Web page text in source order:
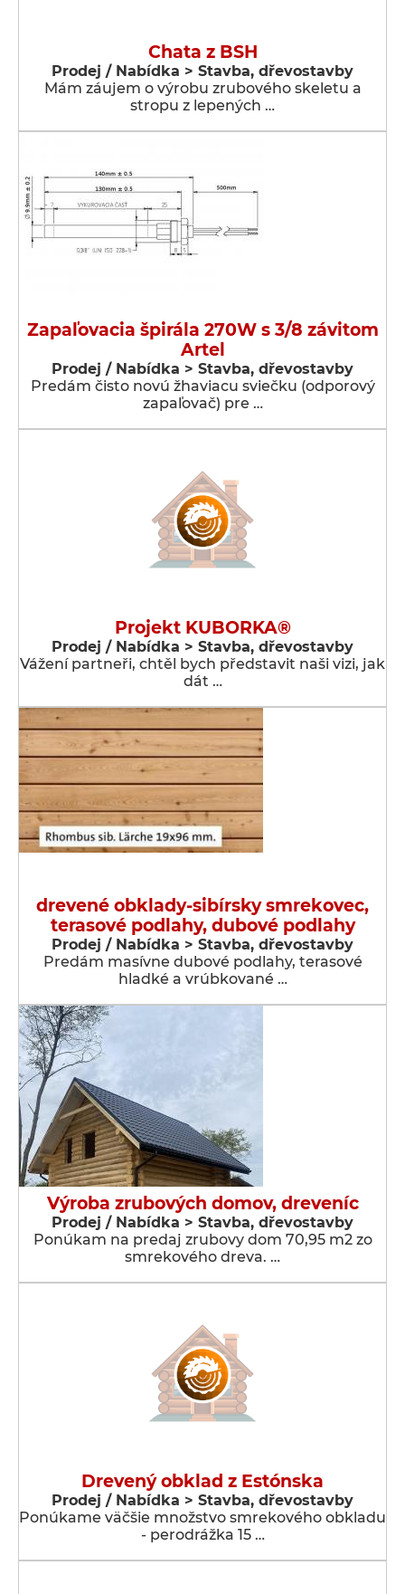
Chata z BSH
Prodej / Nabídka > Stavba, dřevostavby
Mám záujem o výrobu zrubového skeletu a
stropu z lepených …
Zapaľovacia špirála 270W s 3/8 závitom
Artel
Prodej / Nabídka > Stavba, dřevostavby
Predám čisto novú žhaviacu sviečku (odporový
zapaľovač) pre …
Projekt KUBORKA®
Prodej / Nabídka > Stavba, dřevostavby
Vážení partneři, chtěl bych představit naši vizi, jak
dát …
drevené obklady-sibírsky smrekovec,
terasové podlahy, dubové podlahy
Prodej / Nabídka > Stavba, dřevostavby
Predám masívne dubové podlahy, terasové
hladké a vrúbkované …
Výroba zrubových domov, dreveníc
Prodej / Nabídka > Stavba, dřevostavby
Ponúkam na predaj zrubovy dom 70,95 m2 zo
smrekového dreva. …
Drevený obklad z Estónska
Prodej / Nabídka > Stavba, dřevostavby
Ponúkame väčšie množstvo smrekového obkladu
- perodrážka 15 …